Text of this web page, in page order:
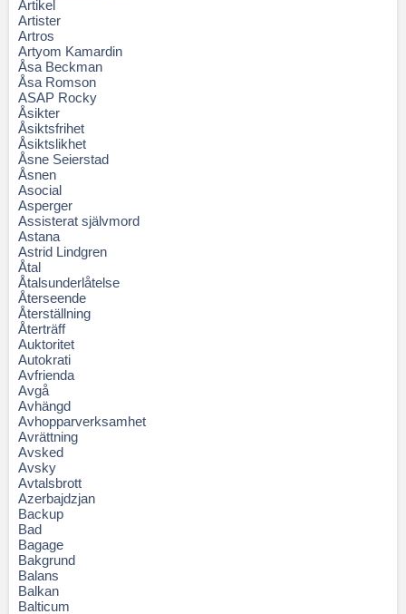
Artikel
Artister
Artros
Artyom Kamardin
Åsa Beckman
Åsa Romson
ASAP Rocky
Åsikter
Åsiktsfrihet
Åsiktslikhet
Åsne Seierstad
Åsnen
Asocial
Asperger
Assisterat självmord
Astana
Astrid Lindgren
Åtal
Åtalsunderlåtelse
Återseende
Återställning
Återträff
Auktoritet
Autokrati
Avfrienda
Avgå
Avhängd
Avhopparverksamhet
Avrättning
Avsked
Avsky
Avtalsbrott
Azerbajdzjan
Backup
Bad
Bagage
Bakgrund
Balans
Balkan
Balticum